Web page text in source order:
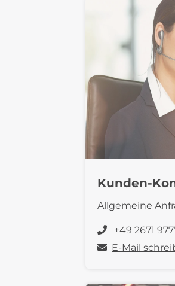
Kunden-
Allgemeine
+49 2671
E-Mail